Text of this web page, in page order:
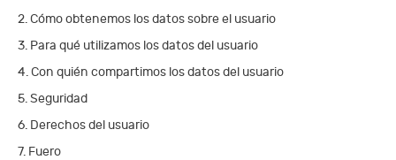
2. Cómo obtenemos los datos sobre el usuario
3. Para qué utilizamos los datos del usuario
4. Con quién compartimos los datos del usuario
5. Seguridad
6. Derechos del usuario
7. Fuero